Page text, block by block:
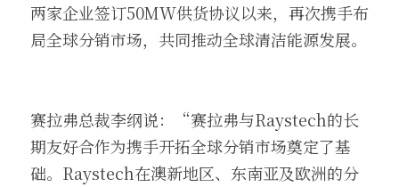
两家企业签订50MW供货协议以来，再次携手布
局全球分销市场，共同推动全球清洁能源发展。
赛拉弗总裁李纲说：“赛拉弗与Raystech的长
期友好合作为携手开拓全球分销市场奠定了基
础。Raystech在澳新地区、东南亚及欧洲的分